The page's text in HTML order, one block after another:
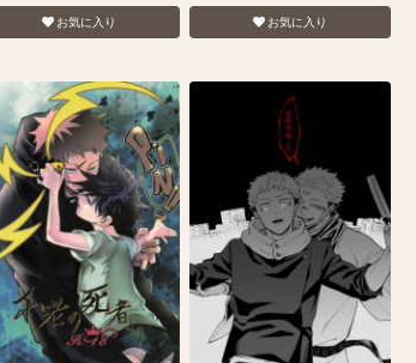
お気に入り お気に入り